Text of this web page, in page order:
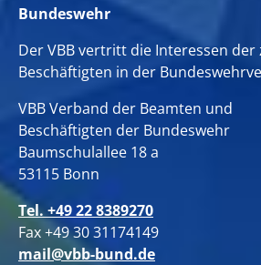
Bundeswehr
Der VBB vertritt die Interessen der
Beschäftigten in der
VBB Verband der Beamten und
Beschäftigten der Bundeswehr
Baumschulallee 18 a
53115 Bonn
Tel. +49 22 8389270
Fax +49 30 31174149
mail@vbb-bund.de